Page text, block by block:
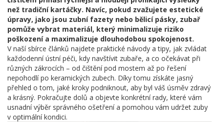
než tradiční kartáčky. Navíc, pokud zvažujete estetické
úpravy, jako jsou zubní fazety nebo bělicí pásky, zubař
pomůže vybrat materiál, který minimalizuje riziko
poškození a maximalizuje dlouhodobou spokojenost.
V naší sbírce článků najdete praktické návody a tipy, jak zvládat
každodenní ústní péči, kdy navštívit zubaře, a co očekávat při
různých zákrocích – od čištění pod mostem až po řešení
nepohodlí po keramických zubech. Díky tomu získáte jasný
přehled o tom, jaké kroky podniknout, aby byl váš úsměv zdravý
a krásný. Pokračujte dolů a objevte konkrétní rady, které vám
usnadní výběr správného ošetření a pomohou vám udržet zuby
v optimální kondici.